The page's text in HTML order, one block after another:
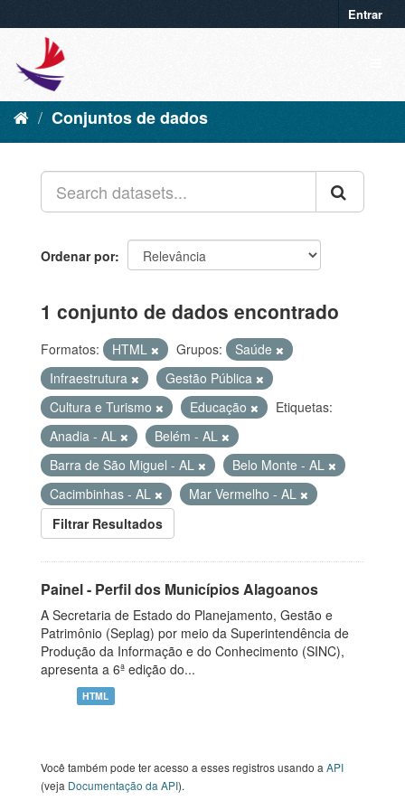
Entrar
Conjuntos de dados
Ordenar por
1 conjunto de dados encontrado
Formatos: HTML Grupos:
Saúde
Infraestrutura
Gestão Pública
Cultura e Turismo
Educação
Etiquetas:
Anadia - AL
Belém - AL
Barra de São Miguel - AL
Belo Monte - AL
Cacimbinhas - AL
Mar Vermelho - AL
Filtrar Resultados
Painel - Perfil dos Municípios Alagoanos
A Secretaria de Estado do Planejamento, Gestão e
Patrimônio (Seplag) por meio da Superintendência de
Produção da Informação e do Conhecimento (SINC),
apresenta a 6ª edição do...
HTML
Você também pode ter acesso a esses registros usando a API
(veja Documentação da API).